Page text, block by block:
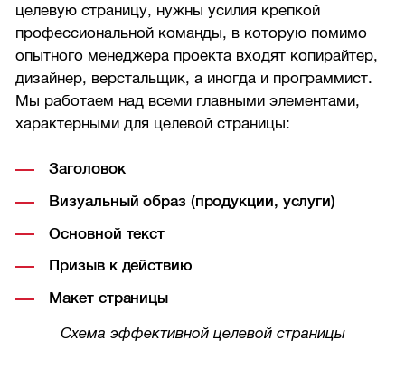
целевую страницу, нужны усилия крепкой
профессиональной команды, в которую помимо
опытного менеджера проекта входят копирайтер,
дизайнер, верстальщик, а иногда и программист.
Мы работаем над всеми главными элементами,
характерными для целевой страницы:
Заголовок
Визуальный образ (продукции, услуги)
Основной текст
Призыв к действию
Макет страницы
Схема эффективной целевой страницы